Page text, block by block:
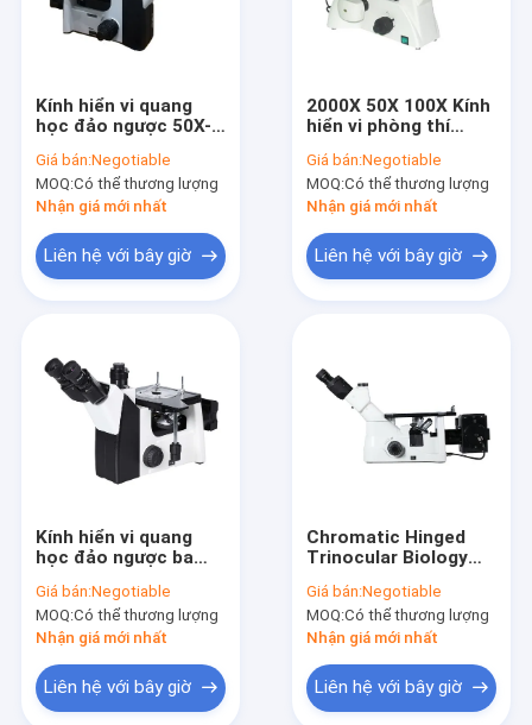
các sản phẩm
Về chúng tôi
Liên hệ chúng tôi
Kính hiển vi sinh học dành cho sinh viên
Kính hiển vi sinh học phòng thí nghiệm
Kính hiển vi quang
học đảo ngược 50X-
mắt WF PL10X
Giá bán:Negotiable
MOQ:Có thể thương lượng
Nhận giá mới nhất
Liên hệ với bây giờ
2000X 50X 100X Kính
hiển vi phòng thí
75x40mm Kính hiển vi
quang học phân cực
Giá bán:Negotiable
MOQ:Có thể thương lượng
Nhận giá mới nhất
Liên hệ với bây giờ
Kính hiển vi quang
học đảo ngược ba
13mm để nuôi cấy tế
bào
Giá bán:Negotiable
MOQ:Có thể thương lượng
Nhận giá mới nhất
Liên hệ với bây giờ
Chromatic Hinged
Trinocular Biology
hiển vi ánh sáng phân
cực
Giá bán:Negotiable
MOQ:Có thể thương lượng
Nhận giá mới nhất
Liên hệ với bây giờ